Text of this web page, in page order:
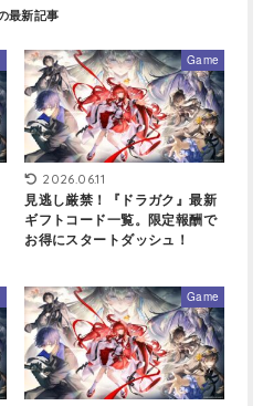
Game
2026.06.11
見逃し厳禁！『ドラガク』最新
ギフトコード一覧。限定報酬で
お得にスタートダッシュ！
Game